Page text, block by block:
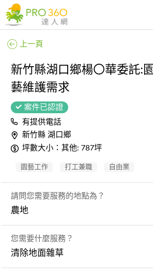
上一頁
新竹縣湖口鄉楊〇華委託:園
藝維護需求
案件已認證
有提供電話
新竹縣 湖口鄉
坪數大小：其他: 787坪
園藝工作 打工兼職 自由業
請問您需要服務的地點為？
農地
您需要什麼服務？
清除地面雜草